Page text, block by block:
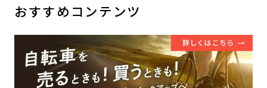
おすすめコンテンツ